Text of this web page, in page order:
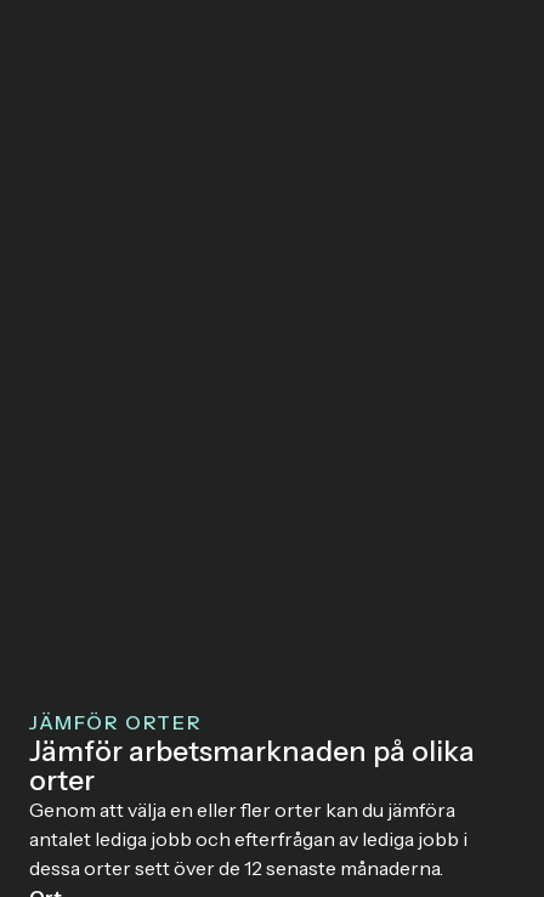
JÄMFÖR ORTER
Jämför arbetsmarknaden på olika
orter
Genom att välja en eller fler orter kan du jämföra
antalet lediga jobb och efterfrågan av lediga jobb i
dessa orter sett över de 12 senaste månaderna.